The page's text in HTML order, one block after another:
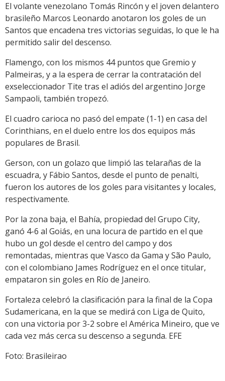
El volante venezolano Tomás Rincón y el joven delantero
brasileño Marcos Leonardo anotaron los goles de un
Santos que encadena tres victorias seguidas, lo que le ha
permitido salir del descenso.
Flamengo, con los mismos 44 puntos que Gremio y
Palmeiras, y a la espera de cerrar la contratación del
exseleccionador Tite tras el adiós del argentino Jorge
Sampaoli, también tropezó.
El cuadro carioca no pasó del empate (1-1) en casa del
Corinthians, en el duelo entre los dos equipos más
populares de Brasil.
Gerson, con un golazo que limpió las telarañas de la
escuadra, y Fábio Santos, desde el punto de penalti,
fueron los autores de los goles para visitantes y locales,
respectivamente.
Por la zona baja, el Bahía, propiedad del Grupo City,
ganó 4-6 al Goiás, en una locura de partido en el que
hubo un gol desde el centro del campo y dos
remontadas, mientras que Vasco da Gama y São Paulo,
con el colombiano James Rodríguez en el once titular,
empataron sin goles en Río de Janeiro.
Fortaleza celebró la clasificación para la final de la Copa
Sudamericana, en la que se medirá con Liga de Quito,
con una victoria por 3-2 sobre el América Mineiro, que ve
cada vez más cerca su descenso a segunda. EFE
Foto: Brasileirao